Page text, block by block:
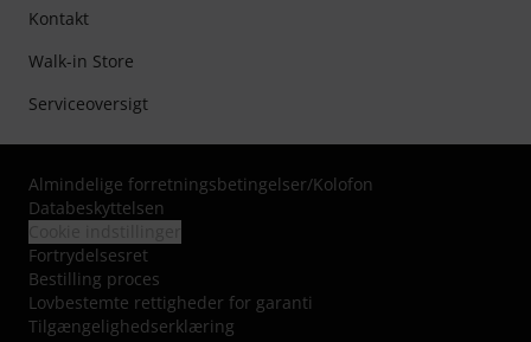
Kontakt
Walk-in Store
Serviceoversigt
Almindelige forretningsbetingelser/Kolofon
Databeskyttelsen
Fortrydelsesret
Bestilling proces
Lovbestemte rettigheder for garanti
Tilgængelighedserklæring